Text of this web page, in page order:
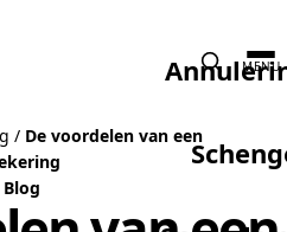
MENU
/ De voordelen van een
Blog